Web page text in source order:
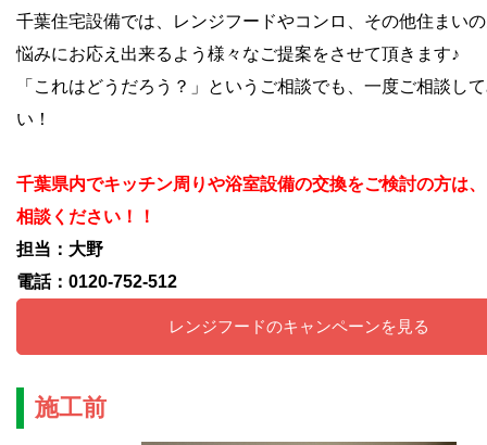
千葉住宅設備では、レンジフードやコンロ、その他住まい
悩みにお応え出来るよう様々なご提案をさせて頂きます♪
「これはどうだろう？」というご相談でも、一度ご相談し
い！
千葉県内でキッチン周りや浴室設備の交換をご検討の方は
相談ください！！
担当：大野
電話：0120-752-512
レンジフードのキャンペーンを見る
施工前